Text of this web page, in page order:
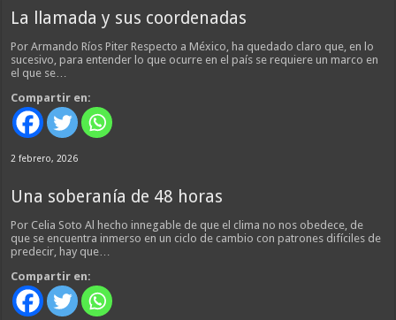
La llamada y sus coordenadas
Por Armando Ríos Piter Respecto a México, ha quedado claro que, en lo
sucesivo, para entender lo que ocurre en el país se requiere un marco en
el que se…
Compartir en:
2 febrero, 2026
Una soberanía de 48 horas
Por Celia Soto Al hecho innegable de que el clima no nos obedece, de
que se encuentra inmerso en un ciclo de cambio con patrones difíciles de
predecir, hay que…
Compartir en: